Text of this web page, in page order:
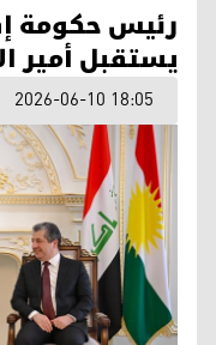
رئيس حكومة
يستقبل أمير
2026-06-10 18:05